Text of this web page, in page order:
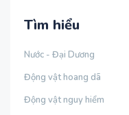
Tìm hiểu
Nước - Đại Dương
Động vật hoang dã
Động vật nguy hiểm